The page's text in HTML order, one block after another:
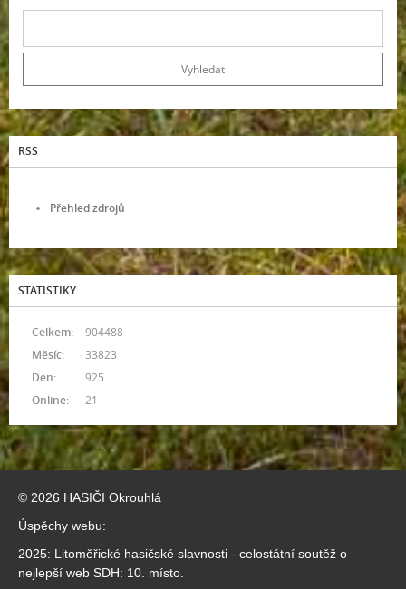
RSS
Přehled zdrojů
STATISTIKY
Online: 21
Celkem:
904488
Měsíc:
33823
Den:
925
© 2026 HASIČI Okrouhlá
Úspěchy webu:
2025: Litoměřické hasičské slavnosti - celostátní soutěž o
nejlepší web SDH: 10. místo.